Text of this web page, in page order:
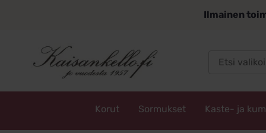
Ilmainen
Korut Sormukset Kaste- ja